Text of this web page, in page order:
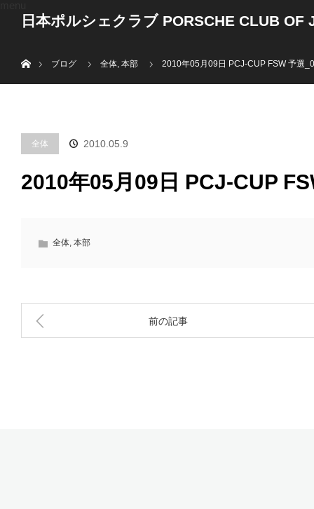
日本ポルシェクラブ PORSCHE CLUB OF
ブログ
全体, 本部 2010年05月09日 PCJ-CUP FSW 予選
全体 2010.05.9
2010年05月09日 PCJ-CUP
全体, 本部
前の記事